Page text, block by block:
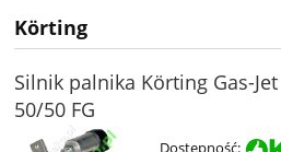
Körting
Silnik palnika Körting Gas-Jet
50/50 FG